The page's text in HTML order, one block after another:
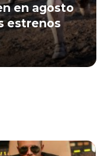
en agosto
estrenos